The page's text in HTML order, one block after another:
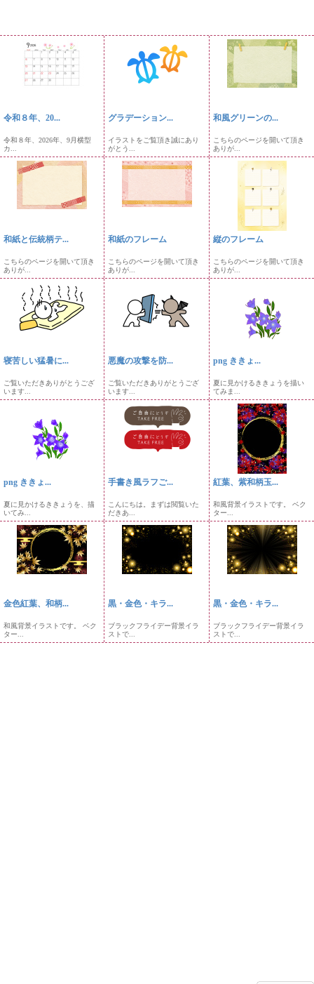
令和８年、20...
令和８年、2026年、9月横型
カ...
グラデーション...
イラストをご覧頂き誠にあり
がとう...
和風グリーンの...
こちらのページを開いて頂き
ありが...
和紙と伝統柄テ...
こちらのページを開いて頂き
ありが...
和紙のフレーム
こちらのページを開いて頂き
ありが...
縦のフレーム
こちらのページを開いて頂き
ありが...
寝苦しい猛暑に...
ご覧いただきありがとうござ
います...
悪魔の攻撃を防...
ご覧いただきありがとうござ
います...
png ききょ...
夏に見かけるききょうを描い
てみま...
png ききょ...
夏に見かけるききょうを、描
いてみ...
手書き風ラフご...
こんにちは。まずは閲覧いた
だきあ...
紅葉、紫和柄玉...
和風背景イラストです。 ベク
ター...
金色紅葉、和柄...
和風背景イラストです。 ベク
ター...
黒・金色・キラ...
ブラックフライデー背景イラ
ストで...
黒・金色・キラ...
ブラックフライデー背景イラ
ストで...